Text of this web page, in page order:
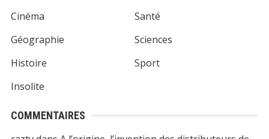
Cinéma
Géographie
Histoire
Insolite
Santé
Sciences
Sport
COMMENTAIRES